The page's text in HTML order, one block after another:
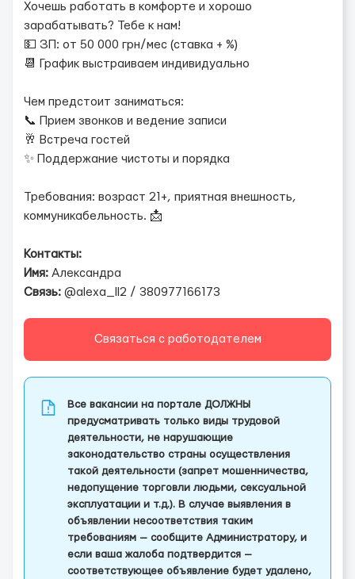
Хочешь работать в комфорте и хорошо
зарабатывать? Тебе к нам!
💵 ЗП: от 50 000 грн/мес (ставка + %)
📆 График выстраиваем индивидуально
Чем предстоит заниматься:
📞 Прием звонков и ведение записи
🥂 Встреча гостей
✨ Поддержание чистоты и порядка
Требования: возраст 21+, приятная внешность,
коммуникабельность. 📩
Контакты:
Имя: Александра
Связь: @alexa_ll2 / 380977166173
Связаться с работодателем
Все вакансии на портале ДОЛЖНЫ
предусматривать только виды трудовой
деятельности, не нарушающие
законодательство страны осуществления
такой деятельности (запрет мошенничества,
недопущение торговли людьми, сексуальной
эксплуатации и т.д.). В случае выявления в
объявлении несоответствия таким
требованиям — сообщите Администратору, и
если ваша жалоба подтвердится —
соответствующее объявление будет удалено,